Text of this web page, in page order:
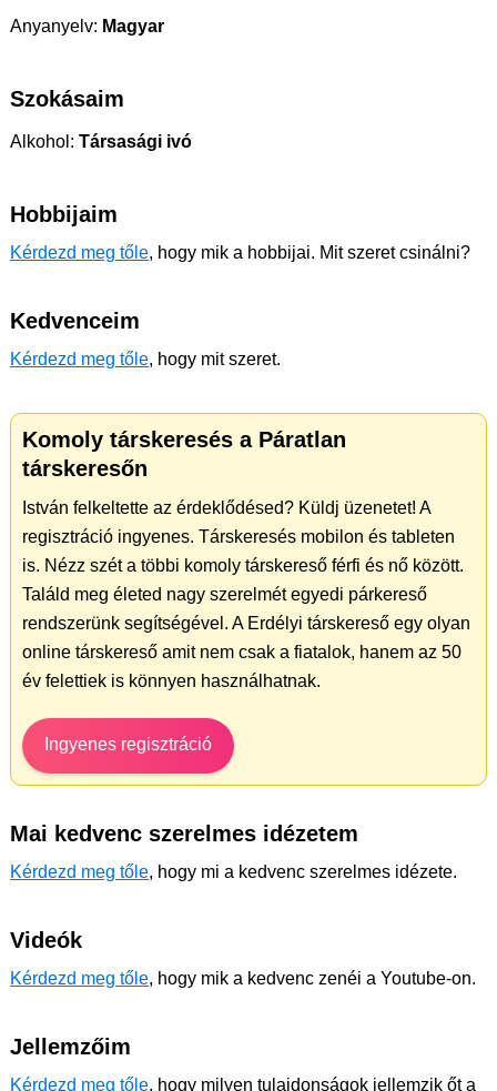
Anyanyelv: Magyar
Szokásaim
Alkohol: Társasági ivó
Hobbijaim
Kérdezd meg tőle, hogy mik a hobbijai. Mit szeret csinálni?
Kedvenceim
Kérdezd meg tőle, hogy mit szeret.
Komoly társkeresés a Páratlan
társkeresőn
István felkeltette az érdeklődésed? Küldj üzenetet! A
regisztráció ingyenes. Társkeresés mobilon és tableten
is. Nézz szét a többi komoly társkereső férfi és nő között.
Találd meg életed nagy szerelmét egyedi párkereső
rendszerünk segítségével. A Erdélyi társkereső egy olyan
online társkereső amit nem csak a fiatalok, hanem az 50
év felettiek is könnyen használhatnak.
Ingyenes regisztráció
Mai kedvenc szerelmes idézetem
Kérdezd meg tőle, hogy mi a kedvenc szerelmes idézete.
Videók
Kérdezd meg tőle, hogy mik a kedvenc zenéi a Youtube-on.
Jellemzőim
Kérdezd meg tőle, hogy milyen tulajdonságok jellemzik őt a